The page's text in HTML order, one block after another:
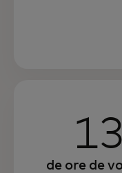
Continuăm să
de ore de